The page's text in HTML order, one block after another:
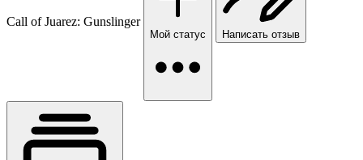
Call of Juarez: Gunslinger
Мой статус Написать отзыв